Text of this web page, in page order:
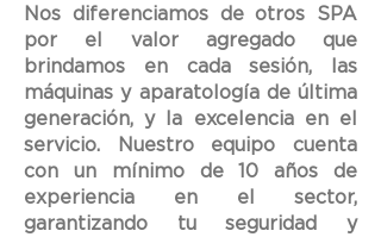
Nos diferenciamos de otros SPA
por el valor agregado que
brindamos en cada sesión, las
máquinas y aparatología de última
generación, y la excelencia en el
servicio. Nuestro equipo cuenta
con un mínimo de 10 años de
experiencia en el sector,
garantizando tu seguridad y